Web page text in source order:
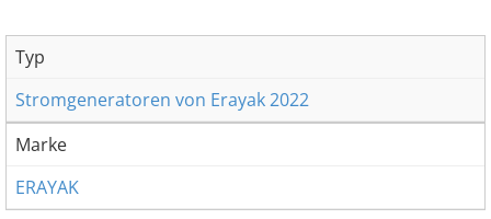
Typ
Stromgeneratoren von Erayak 2022
Marke
ERAYAK